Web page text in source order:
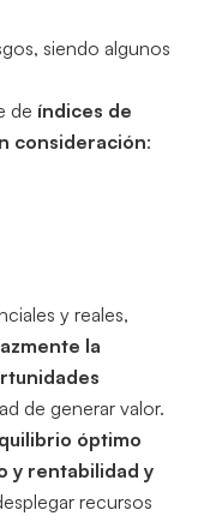
siendo algunos
de índices de
consideración:
y reales,
la
de generar valor.
óptimo
y rentabilidad y
recursos